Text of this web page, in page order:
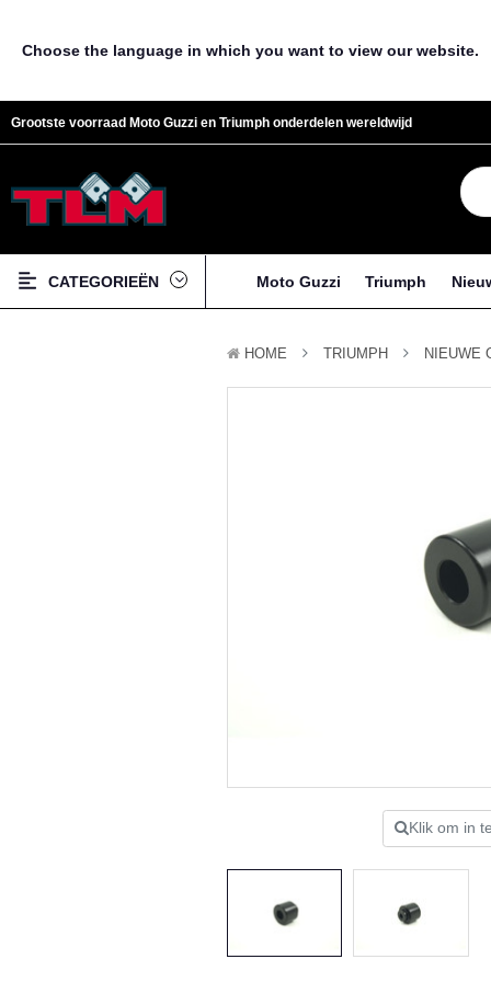
Choose the language in which you want to view our website.
Grootste voorraad Moto Guzzi en Triumph onderdelen wereldwijd
CATEGORIEËN Moto Guzzi Triumph
HOME TRIUMPH NIEUWE
Klik om in